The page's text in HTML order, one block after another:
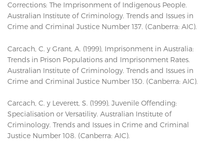
Corrections: The Imprisonment of Indigenous People.
Australian Institute of Criminology. Trends and Issues in
Crime and Criminal Justice Number 137. (Canberra: AIC).
Carcach, C. y Grant, A. (1999), Imprisonment in Australia:
Trends in Prison Populations and Imprisonment Rates.
Australian Institute of Criminology. Trends and Issues in
Crime and Criminal Justice Number 130. (Canberra: AIC).
Carcach, C. y Leverett, S. (1999), Juvenile Offending:
Specialisation or Versatility. Australian Institute of
Criminology. Trends and Issues in Crime and Criminal
Justice Number 108. (Canberra: AIC).